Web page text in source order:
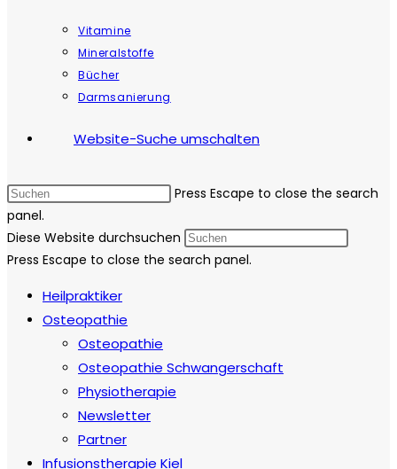
Vitamine
Mineralstoffe
Bücher
Darmsanierung
Website-Suche umschalten
Press Escape to close the search
panel.
Diese Website durchsuchen
Press Escape to close the search panel.
Heilpraktiker
Osteopathie
Osteopathie
Osteopathie Schwangerschaft
Physiotherapie
Newsletter
Partner
Infusionstherapie Kiel